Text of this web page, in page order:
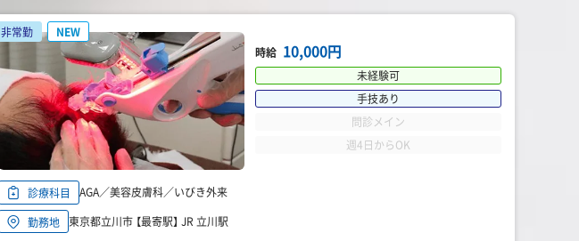
非常勤
NEW
時給 10,000円
未経験可
手技あり
問診メイン
週4日からOK
診療科目
AGA／美容皮膚科／いびき外来
勤務地 東京都立川市 【最寄駅】 JR 立川駅